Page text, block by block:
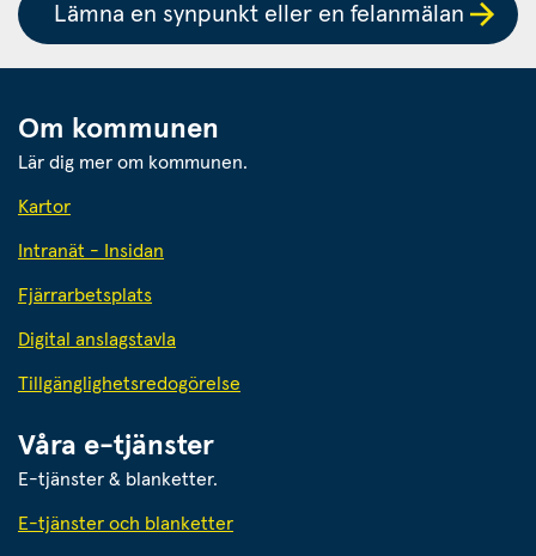
Lämna en synpunkt eller en felanmälan
Om kommunen
Lär dig mer om kommunen.
Kartor
Intranät - Insidan
Fjärrarbetsplats
Digital anslagstavla
Tillgänglighetsredogörelse
Våra e-tjänster
E-tjänster & blanketter.
E-tjänster och blanketter